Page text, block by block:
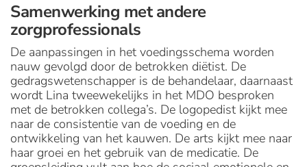
Samenwerking met andere
zorgprofessionals
De aanpassingen in het voedingsschema worden
nauw gevolgd door de betrokken diëtist. De
gedragswetenschapper is de behandelaar, daarnaast
wordt Lina tweewekelijks in het MDO besproken
met de betrokken collega’s. De logopedist kijkt mee
naar de consistentie van de voeding en de
ontwikkeling van het kauwen. De arts kijkt mee naar
haar groei en het gebruik van de medicatie. De